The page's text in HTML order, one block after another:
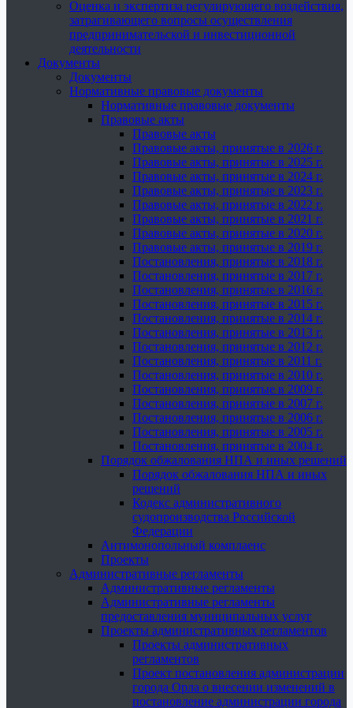
Оценка и экспертиза регулирующего воздействия,
затрагивающего вопросы осуществления
предпринимательской и инвестиционной
деятельности
Документы
Документы
Нормативные правовые документы
Нормативные правовые документы
Правовые акты
Правовые акты
Правовые акты, принятые в 2026 г.
Правовые акты, принятые в 2025 г.
Правовые акты, принятые в 2024 г.
Правовые акты, принятые в 2023 г.
Правовые акты, принятые в 2022 г.
Правовые акты, принятые в 2021 г.
Правовые акты, принятые в 2020 г.
Правовые акты, принятые в 2019 г.
Постановления, принятые в 2018 г.
Постановления, принятые в 2017 г.
Постановления, принятые в 2016 г.
Постановления, принятые в 2015 г.
Постановления, принятые в 2014 г.
Постановления, принятые в 2013 г.
Постановления, принятые в 2012 г.
Постановления, принятые в 2011 г.
Постановления, принятые в 2010 г.
Постановления, принятые в 2009 г.
Постановления, принятые в 2007 г.
Постановления, принятые в 2006 г.
Постановления, принятые в 2005 г.
Постановления, принятые в 2004 г.
Порядок обжалования НПА и иных решений
Порядок обжалования НПА и иных
решений
Кодекс административного
судопроизводства Российской
Федерации
Антимонопольный комплаенс
Проекты
Административные регламенты
Административные регламенты
Административные регламенты
предоставления муниципальных услуг
Проекты административных регламентов
Проекты административных
регламентов
Проект постановления администрации
города Орла о внесении изменений в
постановление администрации города